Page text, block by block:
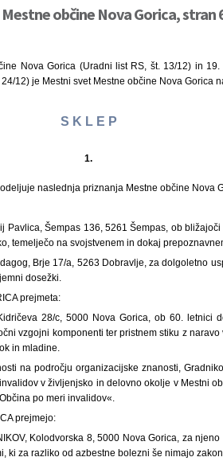
občine Nova Gorica, stran
Nova Gorica (Uradni list RS, št. 13/12) in
12) je Mestni svet Mestne občine Nova Gorica
S K L E P
1.
naslednja priznanja Mestne občine Nova
Pavlica, Šempas 136, 5261 Šempas, ob
temelječo na svojstvenem in dokaj
Brje 17/a, 5263 Dobravlje, za dolgoletno
dosežki.
prejmeta:
28/c, 5000 Nova Gorica, ob 60. letnici
vzgojni komponenti ter pristnem stiku z
in mladine.
na področju organizacijske znanosti,
v življenjsko in delovno okolje v Mestni
po meri invalidov«.
prejmejo:
Kolodvorska 8, 5000 Nova Gorica, za
ki za razliko od azbestne bolezni še nimajo